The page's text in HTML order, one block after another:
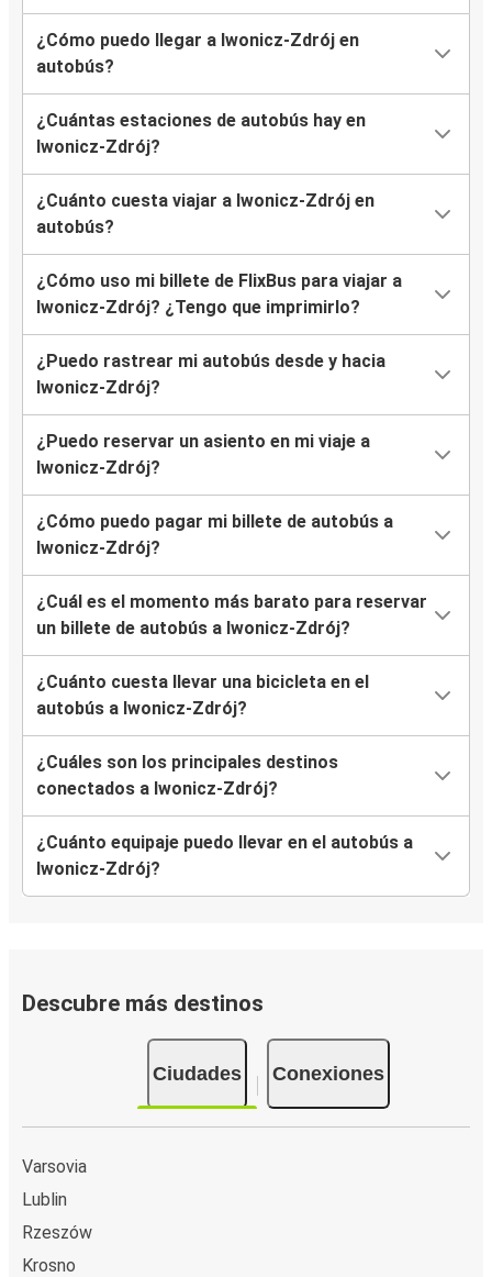
¿Cómo puedo llegar a Iwonicz-Zdrój en
autobús?
¿Cuántas estaciones de autobús hay en
Iwonicz-Zdrój?
¿Cuánto cuesta viajar a Iwonicz-Zdrój en
autobús?
¿Cómo uso mi billete de FlixBus para viajar a
Iwonicz-Zdrój? ¿Tengo que imprimirlo?
¿Puedo rastrear mi autobús desde y hacia
Iwonicz-Zdrój?
¿Puedo reservar un asiento en mi viaje a
Iwonicz-Zdrój?
¿Cómo puedo pagar mi billete de autobús a
Iwonicz-Zdrój?
¿Cuál es el momento más barato para reservar
un billete de autobús a Iwonicz-Zdrój?
¿Cuánto cuesta llevar una bicicleta en el
autobús a Iwonicz-Zdrój?
¿Cuáles son los principales destinos
conectados a Iwonicz-Zdrój?
¿Cuánto equipaje puedo llevar en el autobús a
Iwonicz-Zdrój?
Descubre más destinos
Ciudades Conexiones
Varsovia
Lublin
Rzeszów
Krosno